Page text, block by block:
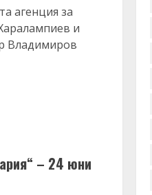
агенция за
и
Владимиров
– 24 юни